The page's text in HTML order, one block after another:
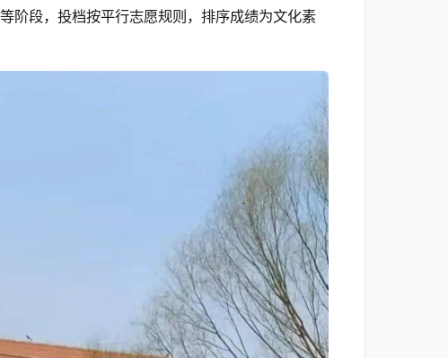
阶段，投档按平行志愿规则，排序成绩为文化素